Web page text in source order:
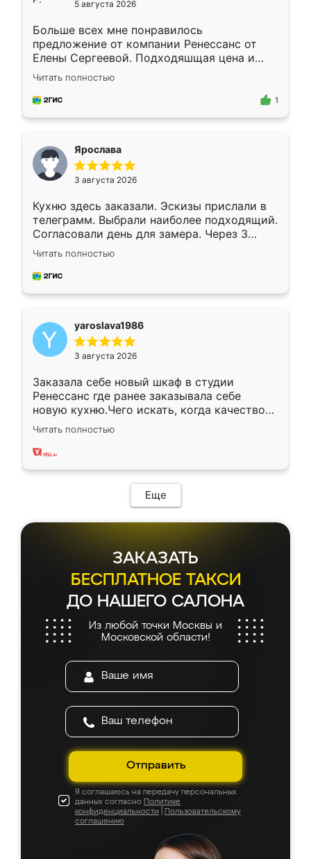
5 августа 2026
Больше всех мне понравилось
предложение от компании Ренессанс от
Елены Сергеевой. Подходяшщая цена и
короткие сроки изготовления. Приехавший
для замера сотрудник Владислав
предложил по моему эскизу самый
Читать полностью
1
Ярослава
3 августа 2026
Кухню здесь заказали. Эскизы прислали в
телеграмм. Выбрали наиболее подходящий.
Согласовали день для замера. Через 3
недели кухня была уже готова. Остались
довольны работой. Спасибо Ренессанс
мебель за качественную работу!
Читать полностью
yaroslava1986
3 августа 2026
Заказала себе новый шкаф в студии
Ренессанс где ранее заказывала себе
новую кухню.Чего искать, когда качеством
вполне довольна. Служит кухня уже почти
два года, нареканий нет.
Читать полностью
Еще
ЗАКАЗАТЬ
БЕСПЛАТНОЕ ТАКСИ
ДО НАШЕГО САЛОНА
Из любой точки Москвы и
Московской области!
Отправить
Я соглашаюсь на передачу персональных
данных согласно Политике
конфиденциальности
Пользовательскому
соглашению